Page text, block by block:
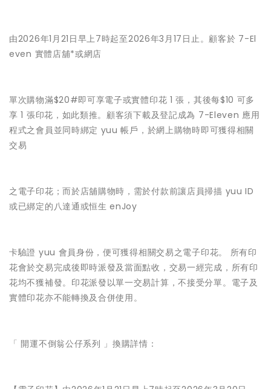
由2026年1月21日早上7時起至2026年3月17日止。顧客於 7-El
even 實體店舖*或網店
單次購物滿$20#即可享電子或實體印花 1 張，其後每$10 可多
享 1 張印花，如此類推。顧客須下載及登記成為 7-Eleven 應用
程式之會員並同時綁定 yuu 帳戶，於網上購物時即可獲得相關
交易
之電子印花；而於店舖購物時，需於付款前讓店員掃描 yuu ID
或已綁定的八達通或恒生 enJoy
卡驗證 yuu 會員身份，便可獲得相關交易之電子印花。 所有印
花會於交易完成後即時派發及當面點收，交易一經完成，所有印
花均不獲補發。印花派發以單一交易計算，不接受分單。電子及
實體印花亦不能轉換及合併使用。
「 開運不倒翁公仔系列 」換購詳情：